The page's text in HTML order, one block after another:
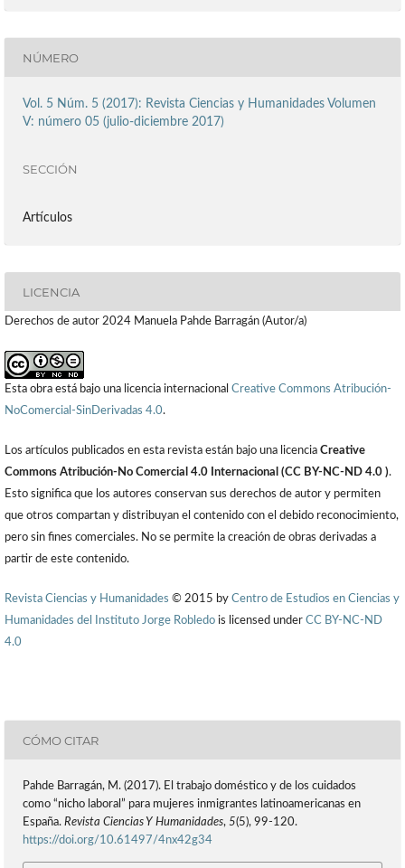
NÚMERO
Vol. 5 Núm. 5 (2017): Revista Ciencias y Humanidades Volumen
V: número 05 (julio-diciembre 2017)
SECCIÓN
Artículos
LICENCIA
Derechos de autor 2024 Manuela Pahde Barragán (Autor/a)
Esta obra está bajo una licencia internacional Creative Commons Atribución-
NoComercial-SinDerivadas 4.0.
Los artículos publicados en esta revista están bajo una licencia Creative
Commons Atribución-No Comercial 4.0 Internacional (CC BY-NC-ND 4.0 ).
Esto significa que los autores conservan sus derechos de autor y permiten
que otros compartan y distribuyan el contenido con el debido reconocimiento,
pero sin fines comerciales. No se permite la creación de obras derivadas a
partir de este contenido.
Revista Ciencias y Humanidades © 2015 by Centro de Estudios en Ciencias y
Humanidades del Instituto Jorge Robledo is licensed under CC BY-NC-ND
4.0
CÓMO CITAR
Pahde Barragán, M. (2017). El trabajo doméstico y de los cuidados
como “nicho laboral” para mujeres inmigrantes latinoamericanas en
España. Revista Ciencias Y Humanidades, 5(5), 99-120.
https://doi.org/10.61497/4nx42g34